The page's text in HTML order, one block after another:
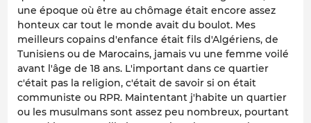
une époque où être au chômage était encore assez
honteux car tout le monde avait du boulot. Mes
meilleurs copains d'enfance était fils d'Algériens, de
Tunisiens ou de Marocains, jamais vu une femme voilé
avant l'âge de 18 ans. L'important dans ce quartier
c'était pas la religion, c'était de savoir si on était
communiste ou RPR. Maintentant j'habite un quartier
ou les musulmans sont assez peu nombreux, pourtant